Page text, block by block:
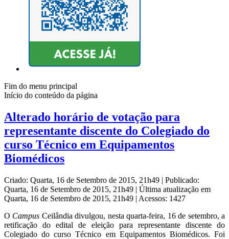
Fim do menu principal
Início do conteúdo da página
Alterado horário de votação para
representante discente do Colegiado do
curso Técnico em Equipamentos
Biomédicos
Criado: Quarta, 16 de Setembro de 2015, 21h49 | Publicado:
Quarta, 16 de Setembro de 2015, 21h49 | Última atualização em
Quarta, 16 de Setembro de 2015, 21h49 | Acessos: 1427
O Campus Ceilândia divulgou, nesta quarta-feira, 16 de setembro, a
retificação do edital de eleição para representante discente do
Colegiado do curso Técnico em Equipamentos Biomédicos. Foi